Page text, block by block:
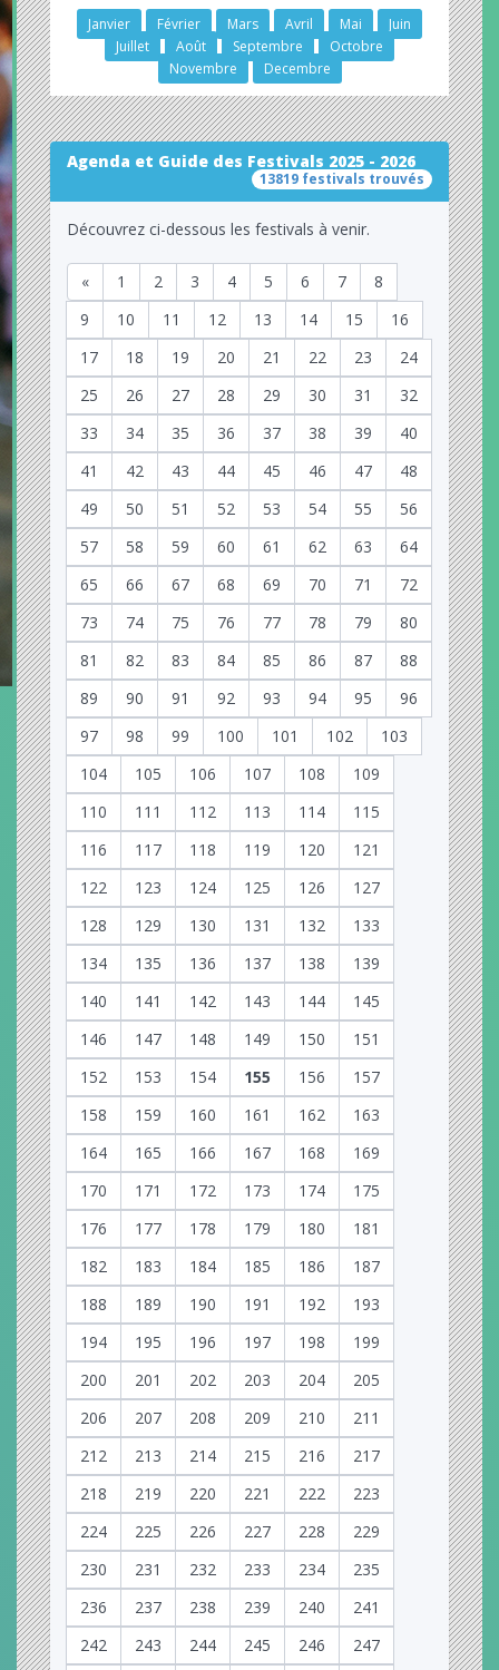
Janvier Février Mars Avril Mai
Juin
Juillet
Août Septembre
Octobre
Novembre
Decembre
Agenda et Guide des Festivals 2025 - 2026
13819 festivals trouvés
Découvrez ci-dessous les festivals à venir.
« 1 2 3 4 5 6 7
8
9
10 11 12 13 14 15
16
17
18 19 20 21 22 23
24
25
26 27 28 29 30 31
32
33
34 35 36 37 38 39
40
41
42 43 44 45 46 47
48
49
50 51 52 53 54 55
56
57
58 59 60 61 62 63
64
65
66 67 68 69 70 71
72
73
74 75 76 77 78 79
80
81
82 83 84 85 86 87
88
89
90 91 92 93 94 95
96
97
98 99 100 101 102
103
104
105 106 107 108
109
110
111 112 113 114
115
116
117 118 119 120
121
122
123 124 125 126
127
128
129 130 131 132
133
134
135 136 137 138
139
140
141 142 143 144
145
146
147 148 149 150
151
152
153 154 155 156
157
158
159 160 161 162
163
164
165 166 167 168
169
170
171 172 173 174
175
176
177 178 179 180
181
182
183 184 185 186
187
188
189 190 191 192
193
194
195 196 197 198
199
200
201 202 203 204
205
206
207 208 209 210
211
212
213 214 215 216
217
218
219 220 221 222
223
224
225 226 227 228
229
230
231 232 233 234
235
236
237 238 239 240
241
242
243 244 245 246
247